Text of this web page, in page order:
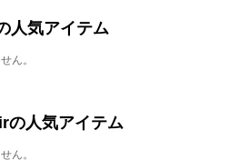
人気アイテム
ん。
の人気アイテム
ん。